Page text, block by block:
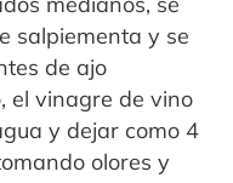
salpiementa y se
de ajo
el vinagre de vino
y dejar como 4
olores y